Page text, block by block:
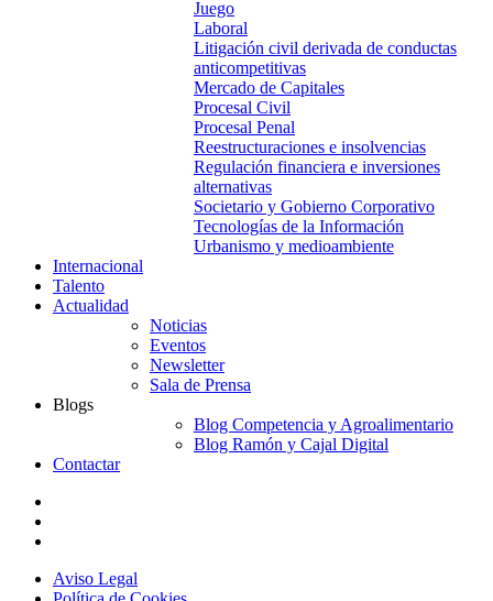
Juego
Laboral
Litigación civil derivada de conductas
anticompetitivas
Mercado de Capitales
Procesal Civil
Procesal Penal
Reestructuraciones e insolvencias
Regulación financiera e inversiones
alternativas
Societario y Gobierno Corporativo
Tecnologías de la Información
Urbanismo y medioambiente
Internacional
Talento
Actualidad
Noticias
Eventos
Newsletter
Sala de Prensa
Blogs
Blog Competencia y Agroalimentario
Blog Ramón y Cajal Digital
Contactar
Aviso Legal